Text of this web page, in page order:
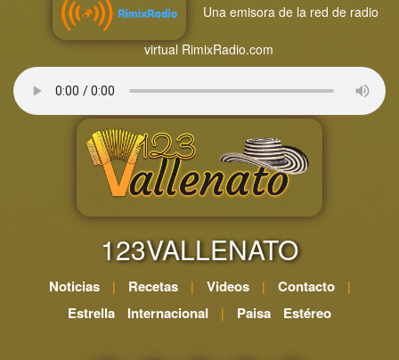
Una emisora de la red de radio
virtual RimixRadio.com
123VALLENATO
Noticias| Recetas| Videos| Contacto|
Estrella Internacional | Paisa Estéreo